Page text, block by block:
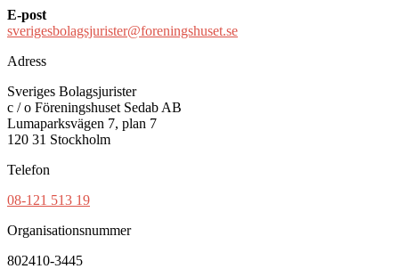
E-post
sverigesbolagsjurister@foreningshuset.se
Adress
Sveriges Bolagsjurister
c / o Föreningshuset Sedab AB
Lumaparksvägen 7, plan 7
120 31 Stockholm
Telefon
08-121 513 19
Organisationsnummer
802410-3445